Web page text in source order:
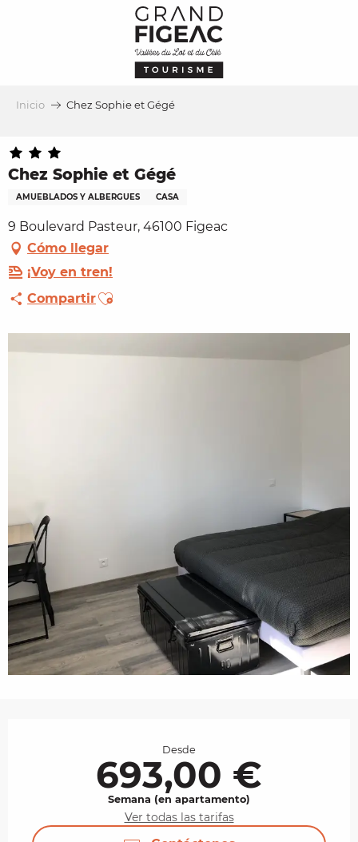
Inicio Chez Sophie et Gégé
Chez Sophie et Gégé
AMUEBLADOS Y ALBERGUES CASA
9 Boulevard Pasteur, 46100 Figeac
Cómo llegar
¡Voy en tren!
CompartirAjouter aux favoris
Desde
693,00 €
Semana (en apartamento)
Ver todas las tarifas